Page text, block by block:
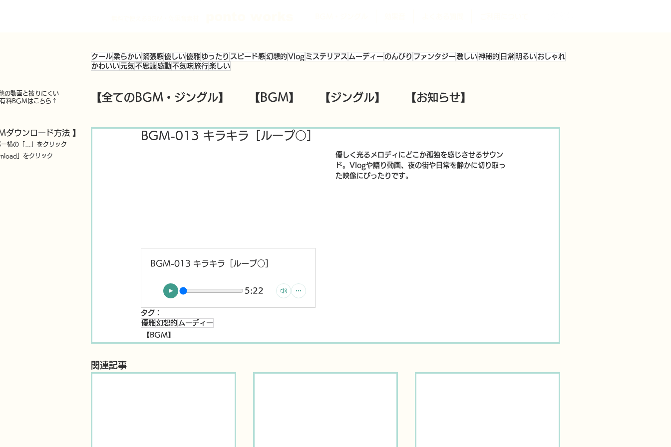
クール柔らかい緊張感優しい優雅 ゆったり スピード感幻想的 Vlog ミステリアス ムーディー のんびり ファンタジー 激しい神秘的 日常 明るい おしゃれ
かわいい元気不思議感動不気味旅行楽しい
ダウンロード方法 】
横の「…」をクリック
」をクリック
【全てのBGM・ジングル】 【BGM】 【ジングル】 【お知らせ】
BGM-013 キラキラ［ループ○］
優しく光るメロディにどこか孤独を感じさせるサウン
ド。Vlogや語り動画、夜の街や日常を静かに切り取っ
た映像にぴったりです。
BGM-013 キラキラ［ループ○］
5:22
タグ：
優雅幻想的 ムーディー
【BGM】
関連記事
の動画と被りにくい
有料BGMはこちら↑